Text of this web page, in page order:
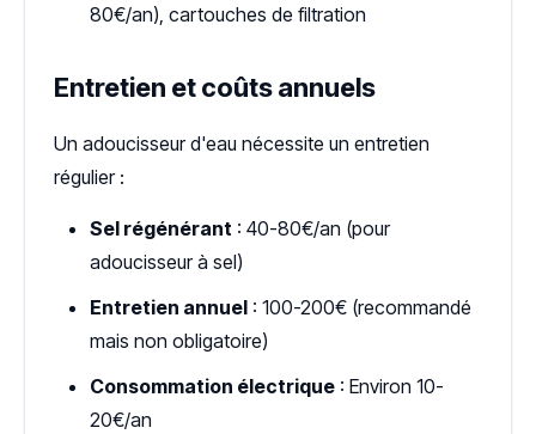
80€/an), cartouches de filtration
Entretien et coûts annuels
Un adoucisseur d'eau nécessite un entretien
régulier :
Sel régénérant : 40-80€/an (pour
adoucisseur à sel)
Entretien annuel : 100-200€ (recommandé
mais non obligatoire)
Consommation électrique : Environ 10-
20€/an